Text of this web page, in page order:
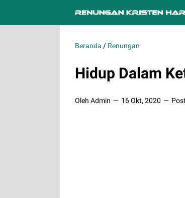
Beranda / Renungan
Hidup Dalam
Oleh Admin 16 Okt, 2020